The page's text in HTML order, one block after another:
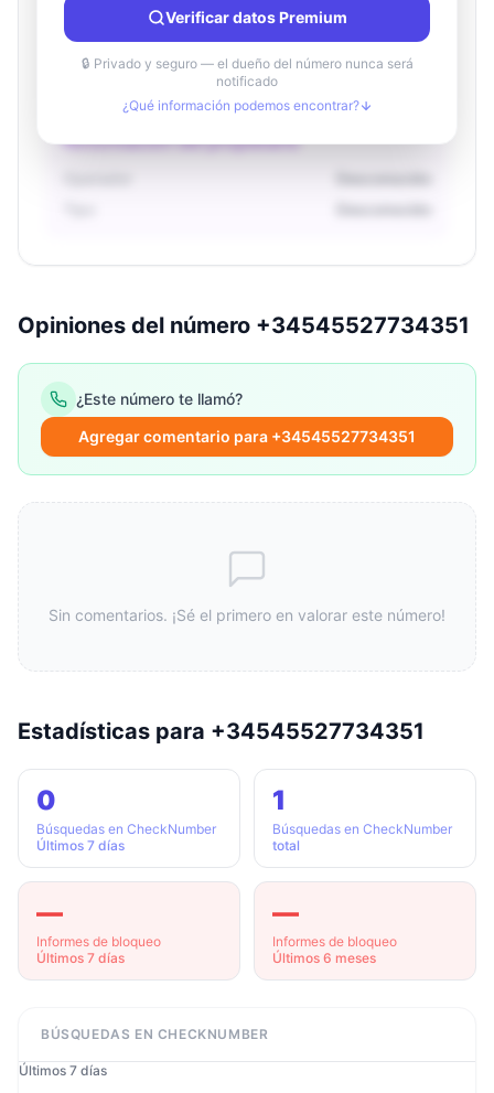
Ciudad
Desconocido
Región
Desconocido
Información del propietario
Verificar datos Premium
🔒 Privado y seguro — el dueño del número nunca será
notificado
¿Qué información podemos encontrar?
Opiniones del número +34545527734351
¿Este número te llamó?
Agregar comentario para +34545527734351
Sin comentarios. ¡Sé el primero en valorar este número!
Estadísticas para +34545527734351
0
Búsquedas en CheckNumber
Últimos 7 días
1
Búsquedas en CheckNumber
total
—
Informes de bloqueo
Últimos 7 días
—
Informes de bloqueo
Últimos 6 meses
BÚSQUEDAS EN CHECKNUMBER
Últimos 7 días